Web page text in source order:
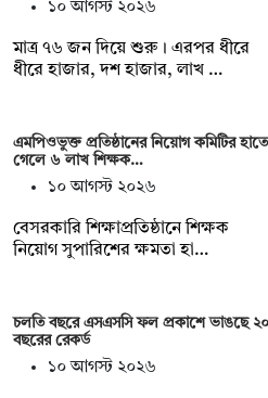
১০ আগস্ট ২০২৬
মাত্র ৭৬ জন দিয়ে শুরু। এরপর ধীরে
ধীরে হাজার, দশ হাজার, লাখ …
এমপিওভুক্ত প্রতিষ্ঠানের নিয়োগ কমিটির হাতে
গেলে ৬ লাখ শিক্ষক…
১০ আগস্ট ২০২৬
বেসরকারি শিক্ষাপ্রতিষ্ঠানে শিক্ষক
নিয়োগ সুপারিশের ক্ষমতা হা…
চলতি বছরে এসএসসি ফল প্রকাশে ভাঙছে ২০
বছরের রেকর্ড
১০ আগস্ট ২০২৬